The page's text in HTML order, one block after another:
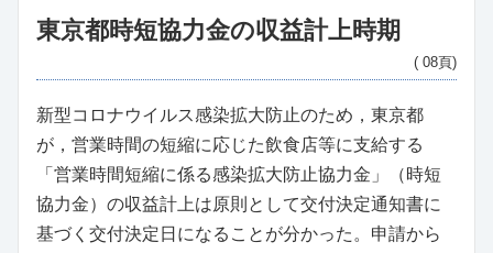
東京都時短協力金の収益計上時期
( 08頁)
新型コロナウイルス感染拡大防止のため，東京都
が，営業時間の短縮に応じた飲食店等に支給する
「営業時間短縮に係る感染拡大防止協力金」（時短
協力金）の収益計上は原則として交付決定通知書に
基づく交付決定日になることが分かった。申請から